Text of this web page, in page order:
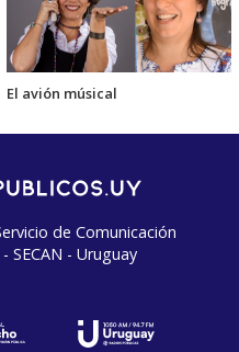
El avión músical
de Comunicación
SECAN - Uruguay